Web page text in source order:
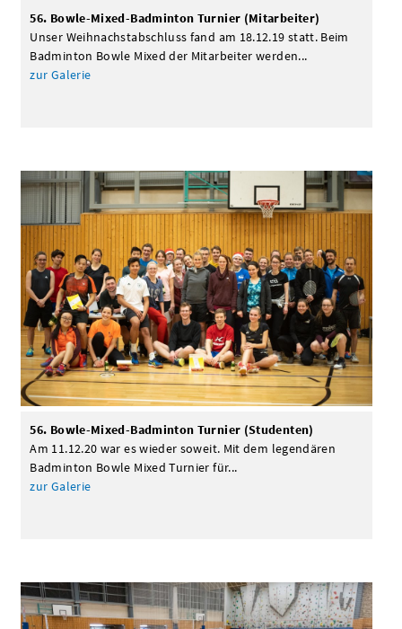
56. Bowle-Mixed-Badminton Turnier (Mitarbeiter)
Unser Weihnachstabschluss fand am 18.12.19 statt. Beim
Badminton Bowle Mixed der Mitarbeiter werden...
zur Galerie
56. Bowle-Mixed-Badminton Turnier (Studenten)
Am 11.12.20 war es wieder soweit. Mit dem legendären
Badminton Bowle Mixed Turnier für...
zur Galerie